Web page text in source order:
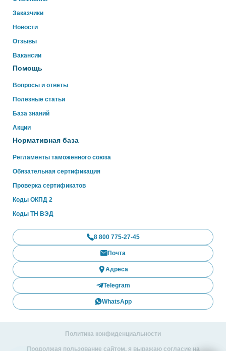
Заказчики
Новости
Отзывы
Вакансии
Помощь
Вопросы и ответы
Полезные статьи
База знаний
Акции
Нормативная база
Регламенты таможенного союза
Обязательная сертификация
Проверка сертификатов
Коды ОКПД 2
Коды ТН ВЭД
8 800 775-27-45
Почта
Адреса
Telegram
WhatsApp
Политика конфиденциальности
Продолжая пользование сайтом, я выражаю согласие на
Свяжитесь с нами через WhatsApp нажав на кнопку